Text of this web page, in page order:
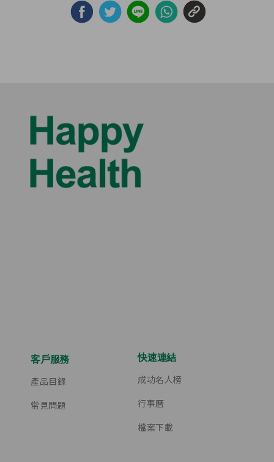
客戶服務
產品目錄
常見問題
快速連結
成功名人榜
行事曆
檔案下載